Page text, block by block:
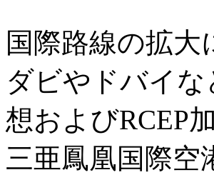
国際路線の拡
ダビやドバイ
想およびRCEP
三亜鳳凰国際